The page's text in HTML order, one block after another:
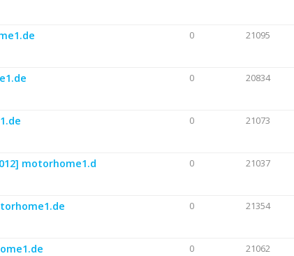
0 21095
0 20834
0 21073
motorhome1.d 0 21037
0 21354
0 21062